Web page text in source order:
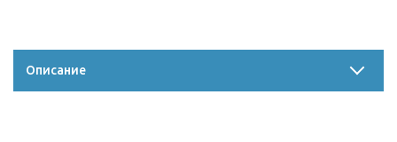
Описание